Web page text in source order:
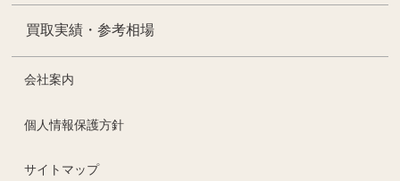
買取実績・参考相場
会社案内
個人情報保護方針
サイトマップ